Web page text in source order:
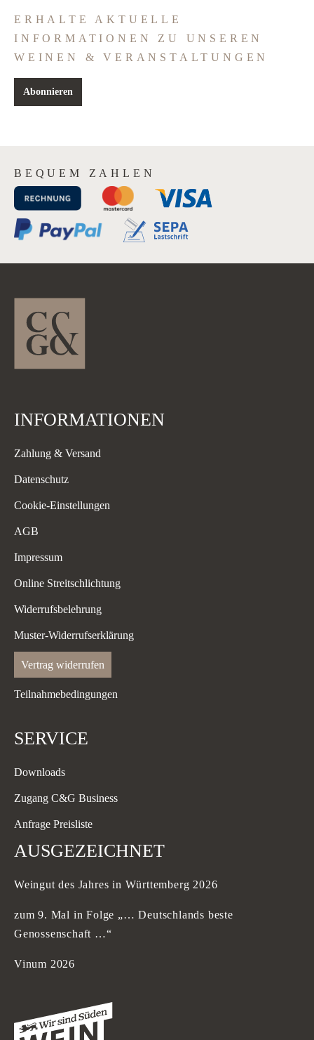
ERHALTE AKTUELLE
INFORMATIONEN ZU UNSEREN
WEINEN & VERANSTALTUNGEN
Abonnieren
BEQUEM ZAHLEN
INFORMATIONEN
Zahlung & Versand
Datenschutz
Cookie-Einstellungen
AGB
Impressum
Online Streitschlichtung
Widerrufsbelehrung
Muster-Widerrufserklärung
Vertrag widerrufen
Teilnahmebedingungen
SERVICE
Downloads
Zugang C&G Business
Anfrage Preisliste
AUSGEZEICHNET
Weingut des Jahres in Württemberg 2026
zum 9. Mal in Folge „… Deutschlands beste
Genossenschaft …“
Vinum 2026